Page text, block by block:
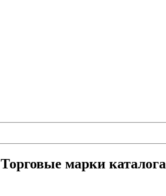
Торговые марки каталога